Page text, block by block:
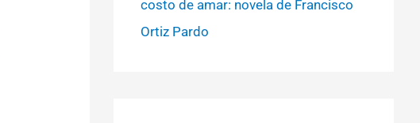
costo de amar: novela de Francisco
Ortiz Pardo